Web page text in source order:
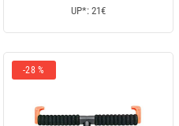
UP*: 21€
-28 %